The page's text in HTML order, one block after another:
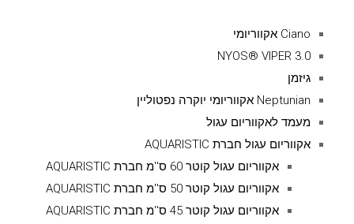
Ciano אקווריומי
NYOS® VIPER 3.0
גיזמן
Neptunian אקווריומי יוקרה נפטוליין
מעמד לאקווריום עגול
אקווריום עגול חברת AQUARISTIC
אקווריום עגול קוטר 60 ס''מ חברת AQUARISTIC
אקווריום עגול קוטר 50 ס''מ חברת AQUARISTIC
אקווריום עגול קוטר 45 ס''מ חברת AQUARISTIC